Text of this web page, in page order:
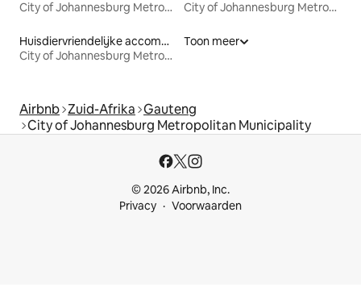
City of Johannesburg Metropolitan Municipality
City of Johannesburg Metropolitan Municipality
Huisdiervriendelijke accommodaties
City of Johannesburg Metropolitan Municipality
Toon meer
Airbnb Zuid-Afrika Gauteng
City of Johannesburg Metropolitan Municipality
© 2026 Airbnb, Inc.
Privacy
Voorwaarden